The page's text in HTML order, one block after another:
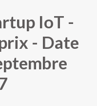
IoT -
- Date